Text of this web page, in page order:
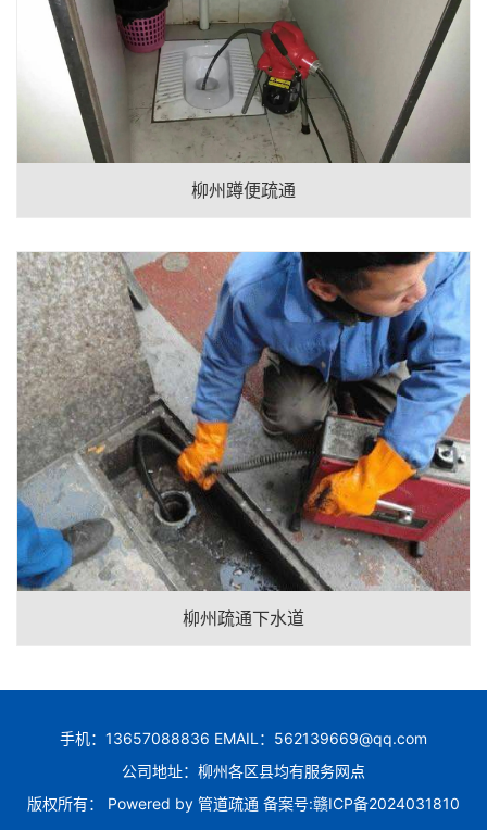
柳州蹲便疏通
柳州疏通下水道
手机：13657088836 EMAIL：562139669@qq.com
公司地址：柳州各区县均有服务网点
版权所有： Powered by 管道疏通 备案号:赣ICP备2024031810